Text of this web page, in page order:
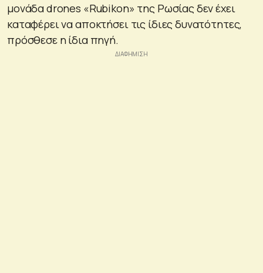
μονάδα drones «Rubikon» της Ρωσίας δεν έχει
καταφέρει να αποκτήσει τις ίδιες δυνατότητες,
πρόσθεσε η ίδια πηγή.